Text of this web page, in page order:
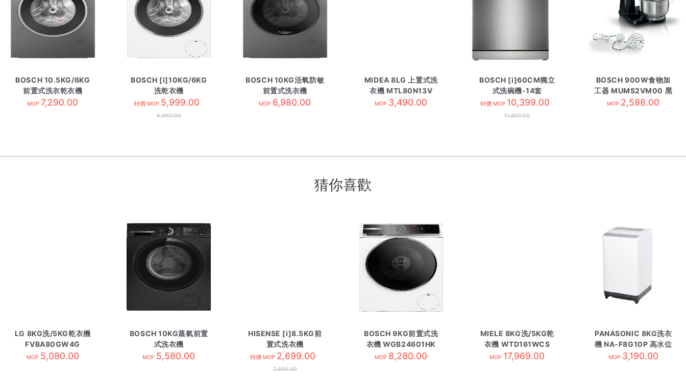
BOSCH 10.5KG/6KG
前置式洗衣乾衣機
WNG254R1GB 黑色
MOP 7,290.00
BOSCH [i]10KG/6KG
洗乾衣機
WNG254YDHK
特價 MOP 5,999.00
6,990.00
BOSCH 10KG活氧防敏
前置式洗衣機
WGG254E1HK 黑色
MOP 6,980.00
MIDEA 8LG 上置式洗
衣機 MTL80N13V
MOP 3,490.00
BOSCH [i]60CM獨立
式洗碗機-14套
SMS6ZCI85M
特價 MOP 10,399.00
11,800.00
BOSCH 900W食物加
工器 MUMS2VM00 黑
色
MOP 2,588.00
猜你喜歡
LG 8KG洗/5KG乾衣機
FVBA80GW4G
MOP 5,080.00
BOSCH 10KG蒸氣前置
式洗衣機
WHE2530ZHK 黑色
MOP 5,580.00
HISENSE [i]8.5KG前
置式洗衣機
WF1I8542BWP
特價 MOP 2,699.00
2,990.00
BOSCH 9KG前置式洗
衣機 WGB24601HK
MOP 8,280.00
MIELE 8KG洗/5KG乾
衣機 WTD161WCS
MOP 17,969.00
PANASONIC 8KG洗衣
機 NA-F8G10P 高水位
MOP 3,190.00